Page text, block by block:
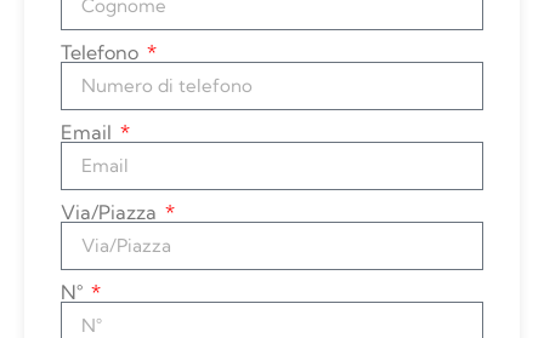
Telefono
Email
Via/Piazza
N°